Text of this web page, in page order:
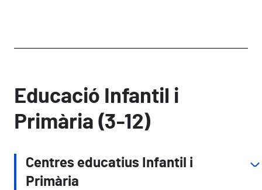
Educació Infantil i
Primària (3-12)
Centres educatius Infantil i
Primària